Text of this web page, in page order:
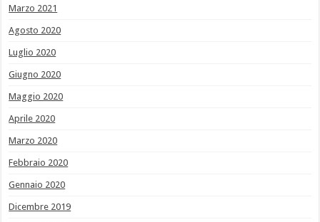
Marzo 2021
Agosto 2020
Luglio 2020
Giugno 2020
Maggio 2020
Aprile 2020
Marzo 2020
Febbraio 2020
Gennaio 2020
Dicembre 2019